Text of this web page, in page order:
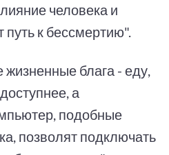
человека и
к бессмертию".
блага - еду,
а
подобные
позволят подключать